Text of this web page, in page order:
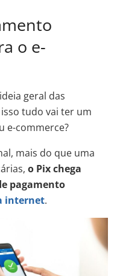
o e-
geral das
tudo vai ter um
e-commerce?
mais do que uma
o Pix chega
pagamento
internet.